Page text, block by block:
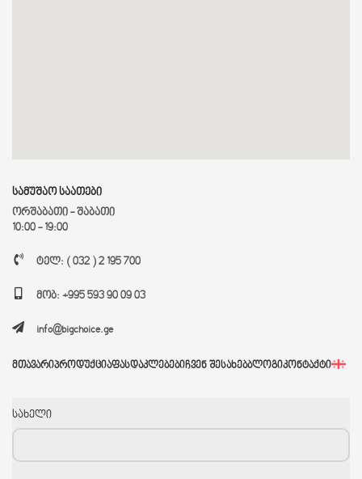
სამუშაო საათები
ორშაბათი - შაბათი
10:00 - 19:00
ტელ: ( 032 ) 2 195 700
მობ: +995 593 90 09 03
info@bigchoice.ge
ᲛᲗᲐᲕᲐᲠᲘᲞᲠᲝᲓᲣᲥᲪᲘᲐᲤᲐᲡᲓᲐᲙᲚᲔᲑᲔᲑᲘᲩᲕᲔᲜ ᲨᲔᲡᲐᲮᲔᲑᲑᲚᲝᲒᲘᲙᲝᲜᲢᲐᲥᲢᲘ
სახელი